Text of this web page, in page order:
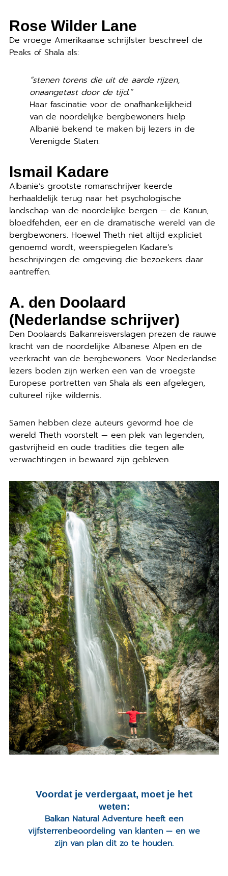
Rose Wilder Lane
De vroege Amerikaanse schrijfster beschreef de
Peaks of Shala als:
“stenen torens die uit de aarde rijzen,
onaangetast door de tijd.”
Haar fascinatie voor de onafhankelijkheid
van de noordelijke bergbewoners hielp
Albanië bekend te maken bij lezers in de
Verenigde Staten.
Ismail Kadare
Albanië’s grootste romanschrijver keerde
herhaaldelijk terug naar het psychologische
landschap van de noordelijke bergen — de Kanun,
bloedfehden, eer en de dramatische wereld van de
bergbewoners. Hoewel Theth niet altijd expliciet
genoemd wordt, weerspiegelen Kadare’s
beschrijvingen de omgeving die bezoekers daar
aantreffen.
A. den Doolaard
(Nederlandse schrijver)
Den Doolaards Balkanreisverslagen prezen de rauwe
kracht van de noordelijke Albanese Alpen en de
veerkracht van de bergbewoners. Voor Nederlandse
lezers boden zijn werken een van de vroegste
Europese portretten van Shala als een afgelegen,
cultureel rijke wildernis.
Samen hebben deze auteurs gevormd hoe de
wereld Theth voorstelt — een plek van legenden,
gastvrijheid en oude tradities die tegen alle
verwachtingen in bewaard zijn gebleven.
Voordat je verdergaat, moet je het
weten:
Balkan Natural Adventure heeft een
vijfsterrenbeoordeling van klanten — en we
zijn van plan dit zo te houden.